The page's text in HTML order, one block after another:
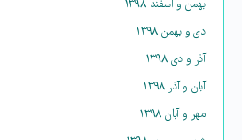
بهمن و اسفند ۱۳۹۸
دی و بهمن ۱۳۹۸
آذر و دی ۱۳۹۸
آبان و آذر ۱۳۹۸
مهر و آبان ۱۳۹۸